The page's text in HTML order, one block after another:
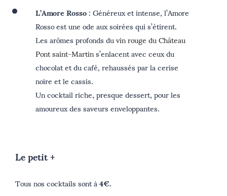
L’Amore Rosso: Généreux et intense, l’Amore
Rosso est une ode aux soirées qui s’étirent.
Les arômes profonds duvin rouge du Château
Pont saint-Martins’enlacent avec ceux du
chocolat et du café, rehaussés par la cerise
noire et le cassis.
Un cocktail riche, presque dessert, pour les
amoureux des saveurs enveloppantes.
Le petit +
Tous nos cocktails sont à4€.